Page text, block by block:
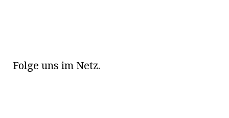
Folge uns im Netz.